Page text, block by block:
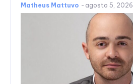
Matheus Mattuvo - agosto 5, 2026